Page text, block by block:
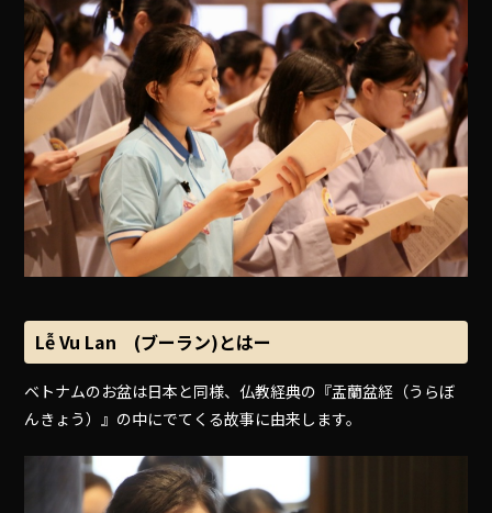
Lễ Vu Lan (ブーラン)とはー
ベトナムのお盆は日本と同様、仏教経典の『盂蘭盆経（うらぼ
んきょう）』の中にでてくる故事に由来します。